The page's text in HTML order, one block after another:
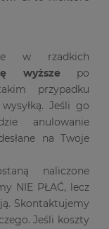
w rzadkich
wyższepo
przypadku
Jeśli go
anulowanie
na Twoje
naliczone
NIE PŁAĆ, lecz
Skontaktujemy
Jeśli koszty